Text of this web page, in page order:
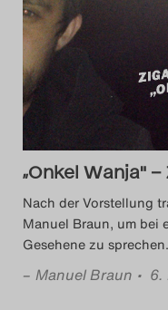
„Onkel Wanja"
Nach der Vorstellung
Manuel Braun, um bei
Gesehene zu
– Manuel Braun • 6.